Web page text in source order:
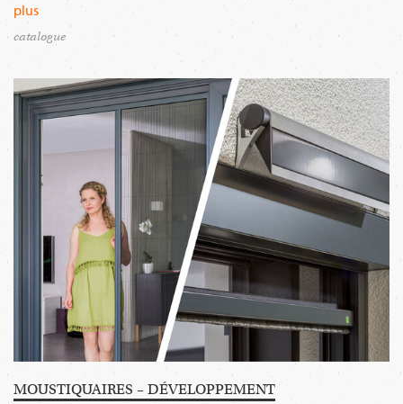
plus
catalogue
MOUSTIQUAIRES – DÉVELOPPEMENT